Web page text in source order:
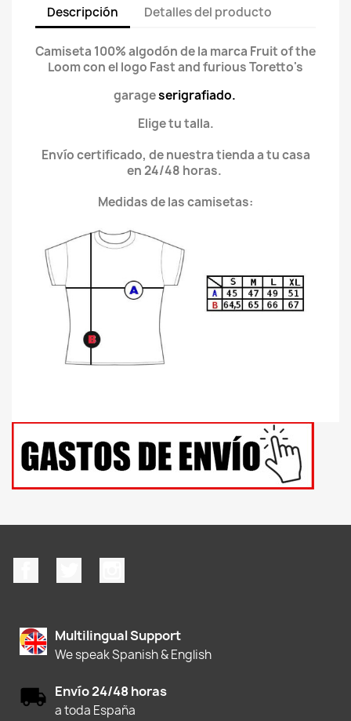
Descripción Detalles del producto
Camiseta 100% algodón de la marca Fruit of the
Loom con el logo Fast and furious Toretto's
garageserigrafiado.
Elige tu talla.
Envío certificado, de nuestra tienda a tu casa
en 24/48 horas.
Medidas de las camisetas:
Multilingual Support
We speak Spanish & English
Envío 24/48 horas
a toda España